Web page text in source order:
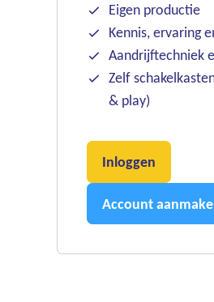
Eigen productie
Kennis, ervaring
Aandrijftechniek
Zelf
& play)
Inloggen
Account